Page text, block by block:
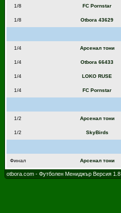
1/8 FC Pornstar
1/8 Otbora 43629
1/4 Арсенал тони
1/4 Otbora 66433
1/4 LOKO RUSE
1/4 FC Pornstar
1/2 Арсенал тони
1/2 SkyBirds
Финал Арсенал тони
otbora.com - Футболен Мениджър Версия 1.8